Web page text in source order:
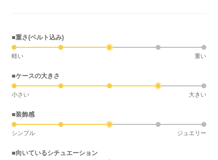
■重さ(ベルト込み)
軽い 重い
■ケースの大きさ
小さい 大きい
■装飾感
シンプル ジュエリー
■向いているシチュエーション